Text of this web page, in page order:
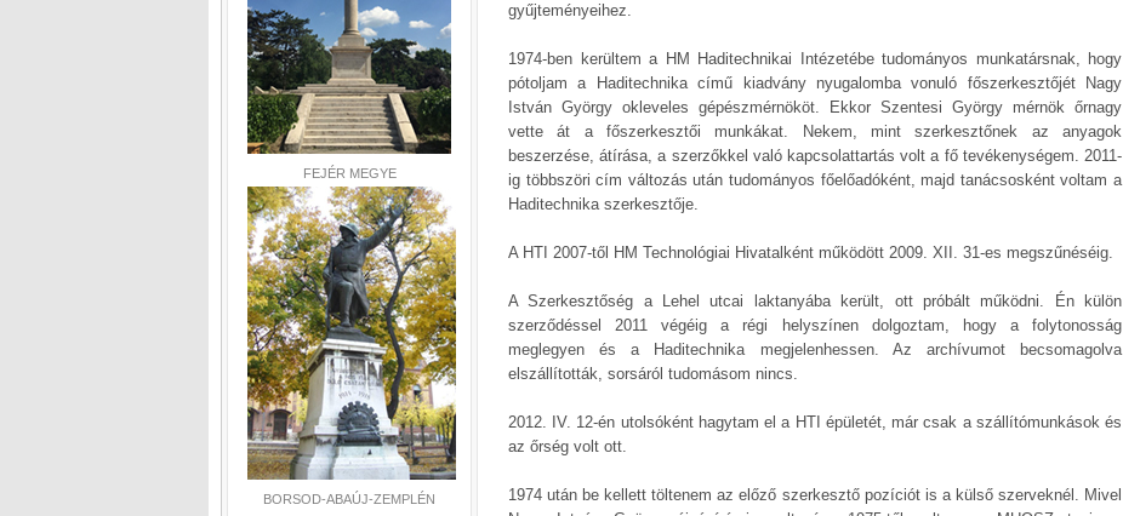
FEJÉR MEGYE
BORSOD-ABAÚJ-ZEMPLÉN
gyűjteményeihez.
1974-ben kerültem a HM Haditechnikai Intézetébe tudományos munkatársnak, hogy
pótoljam a Haditechnika című kiadvány nyugalomba vonuló főszerkesztőjét Nagy
István György okleveles gépészmérnököt. Ekkor Szentesi György mérnök őrnagy
vette át a főszerkesztői munkákat. Nekem, mint szerkesztőnek az anyagok
beszerzése, átírása, a szerzőkkel való kapcsolattartás volt a fő tevékenységem. 2011-
ig többszöri cím változás után tudományos főelőadóként, majd tanácsosként voltam a
Haditechnika szerkesztője.
A HTI 2007-től HM Technológiai Hivatalként működött 2009. XII. 31-es megszűnéséig.
A Szerkesztőség a Lehel utcai laktanyába került, ott próbált működni. Én külön
szerződéssel 2011 végéig a régi helyszínen dolgoztam, hogy a folytonosság
meglegyen és a Haditechnika megjelenhessen. Az archívumot becsomagolva
elszállították, sorsáról tudomásom nincs.
2012. IV. 12-én utolsóként hagytam el a HTI épületét, már csak a szállítómunkások és
az őrség volt ott.
1974 után be kellett töltenem az előző szerkesztő pozíciót is a külső szerveknél. Mivel